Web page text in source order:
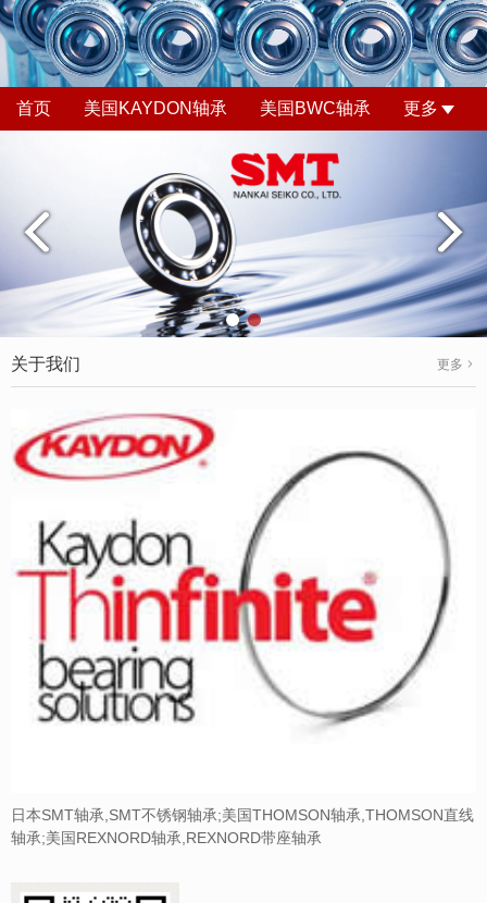
首页 美国KAYDON轴承 美国BWC轴承 更多
关于我们 更多
日本SMT轴承,SMT不锈钢轴承;美国THOMSON轴承,THOMSON直线
轴承;美国REXNORD轴承,REXNORD带座轴承